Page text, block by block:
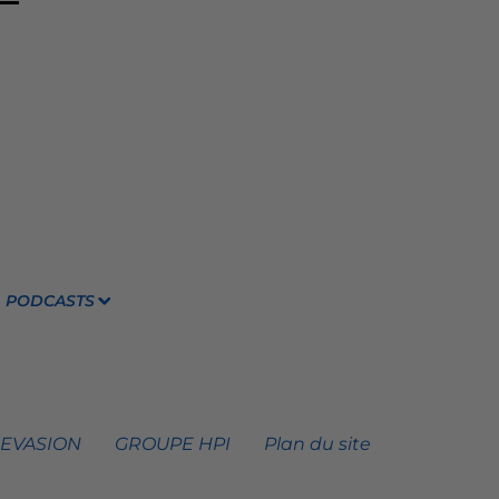
PODCASTS
GROUPE HPI Plan du site